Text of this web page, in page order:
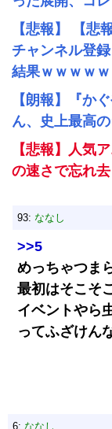
【悲報】 【悲
チャンネル登
結果ｗｗｗｗ
【朗報】『か
ん、史上最高
【悲報】人気
の速さで忘れ
93: ななし
>>5
めっちゃつま
最初はそこそ
イベントやら
ってふざけん
6: ななし